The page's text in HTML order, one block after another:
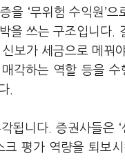
을 ‘무위험 수익원’
을 쓰는 구조입니다.
보가 세금으로 메꿔
각하는 역할 등을
.
됩니다. 증권사들은
평가 역량을 퇴보